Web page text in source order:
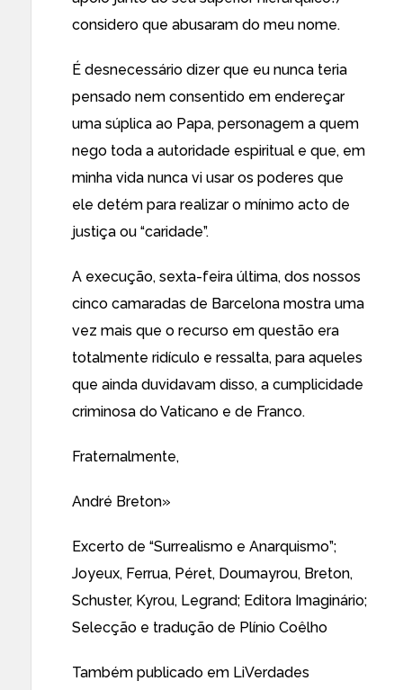
considero que abusaram do meu nome.
É desnecessário dizer que eu nunca teria
pensado nem consentido em endereçar
uma súplica ao Papa, personagem a quem
nego toda a autoridade espiritual e que, em
minha vida nunca vi usar os poderes que
ele detém para realizar o mí­nimo acto de
justiça ou “caridade”.
A execução, sexta-feira última, dos nossos
cinco cama­radas de Barcelona mostra uma
vez mais que o recurso em questão era
totalmente ridículo e ressalta, para aqueles
que ainda duvidavam disso, a cumplicidade
criminosa do Vati­cano e de Franco.
Fraternalmente,
André Breton»
Excerto de “Surrealismo e Anarquismo”;
Joyeux, Ferrua, Péret, Doumayrou, Breton,
Schuster, Kyrou, Legrand; Editora Imaginário;
Selecção e tradução de Plínio Coêlho
Também publicado em LiVerdades